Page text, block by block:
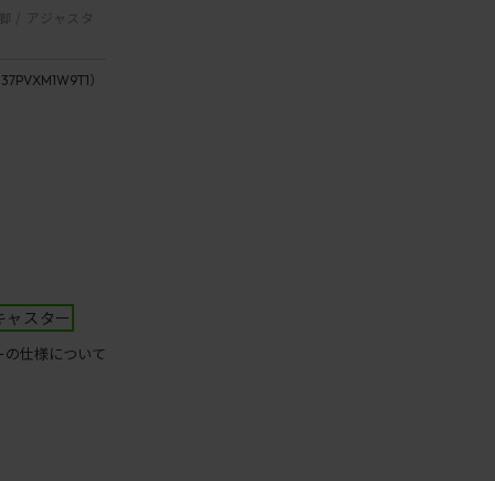
/ アジャスタ
）
ャスター
の仕様について